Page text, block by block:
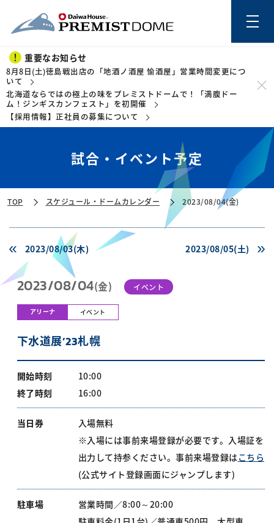
このページの本文を読む
重要なお知らせ
8月8日(土)徳島戦出店の「地酒ノ酒屋 愉酒屋」営業時間変更につ
いて
北海道ならではの極上の味をプレミストドームで！「満腹ドー
ム！ジンギスカンフェスト」を初開催
【採用情報】正社員の募集について
試合・イベント予定
TOP スケジュール・ドームカレンダー 2023/08/04(金)
2023/08/03(木) 2023/08/05(土)
2023/08/04(金) イベント
アリーナ イベント
下水道展ʼ23札幌
開始時刻
10:00
終了時刻
16:00
当日券
入場無料
※入場には事前来場登録が必要です。入場証を
出力して持参ください。事前来場登録はこちら
(公式サイト登録画面にジャンプします)
駐車場
営業時間／8:00～20:00